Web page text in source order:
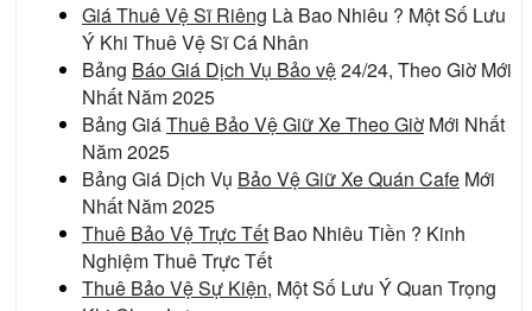
Giá Thuê Vệ Sĩ Riêng Là Bao Nhiêu ? Một Số Lưu
Ý Khi Thuê Vệ Sĩ Cá Nhân
Bảng Báo Giá Dịch Vụ Bảo vệ24/24, Theo Giờ Mới
Nhất Năm 2025
Bảng GiáThuê Bảo Vệ Giữ Xe Theo Giờ Mới Nhất
Năm 2025
Bảng Giá Dịch Vụ Bảo Vệ Giữ Xe Quán Cafe Mới
Nhất Năm 2025
Thuê Bảo Vệ Trực Tết Bao Nhiêu Tiền ? Kinh
Nghiệm Thuê Trực Tết
Thuê Bảo Vệ Sự Kiện, Một Số Lưu Ý Quan Trọng